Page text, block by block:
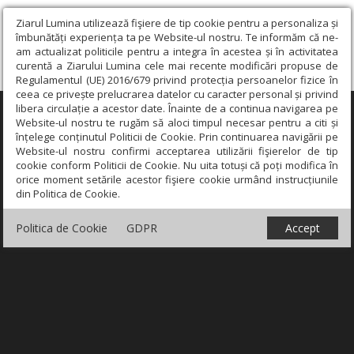
Ziarul Lumina utilizează fişiere de tip cookie pentru a personaliza și
îmbunătăți experiența ta pe Website-ul nostru. Te informăm că ne-
am actualizat politicile pentru a integra în acestea și în activitatea
curentă a Ziarului Lumina cele mai recente modificări propuse de
Regulamentul (UE) 2016/679 privind protecția persoanelor fizice în
ceea ce privește prelucrarea datelor cu caracter personal și privind
libera circulație a acestor date. Înainte de a continua navigarea pe
Website-ul nostru te rugăm să aloci timpul necesar pentru a citi și
înțelege conținutul Politicii de Cookie. Prin continuarea navigării pe
Website-ul nostru confirmi acceptarea utilizării fişierelor de tip
cookie conform Politicii de Cookie. Nu uita totuși că poți modifica în
orice moment setările acestor fişiere cookie urmând instrucțiunile
din Politica de Cookie.
Politica de Cookie GDPR Accept
×